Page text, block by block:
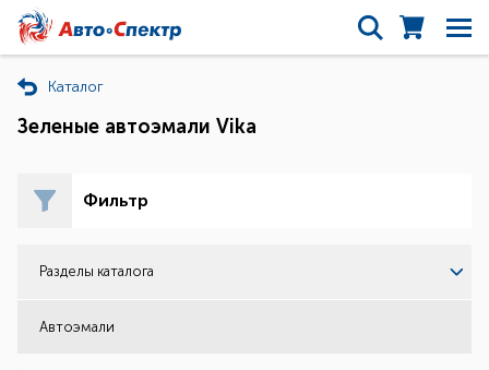
Каталог
Зеленые автоэмали Vika
Фильтр
Разделы каталога
Автоэмали